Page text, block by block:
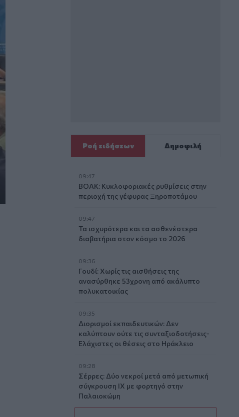
Ροή ειδήσεων Δημοφιλή
09:47
ΒΟΑΚ: Κυκλοφοριακές ρυθμίσεις στην
περιοχή της γέφυρας Ξηροποτάμου
09:47
Τα ισχυρότερα και τα ασθενέστερα
διαβατήρια στον κόσμο το 2026
09:36
Γουδί: Χωρίς τις αισθήσεις της
ανασύρθηκε 53χρονη από ακάλυπτο
πολυκατοικίας
09:35
Διορισμοί εκπαιδευτικών: Δεν
καλύπτουν ούτε τις συνταξιοδοτήσεις-
Ελάχιστες οι θέσεις στο Ηράκλειο
09:28
Σέρρες: Δύο νεκροί μετά από μετωπική
σύγκρουση ΙΧ με φορτηγό στην
Παλαιοκώμη